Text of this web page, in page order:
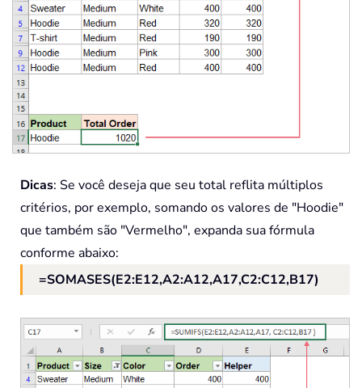
Dicas: Se você deseja que seu total reflita múltiplos
critérios, por exemplo, somando os valores de "Hoodie"
que também são "Vermelho", expanda sua fórmula
conforme abaixo:
=SOMASES(E2:E12,A2:A12,A17,C2:C12,B17)